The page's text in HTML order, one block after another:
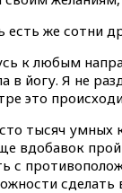
же сотни
к любым
в йогу. Я не
это
тысяч умных
вдобавок
с
сделать